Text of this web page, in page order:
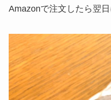
Amazonで注文したら翌日